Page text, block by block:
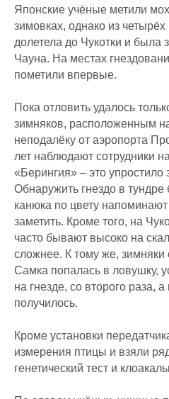
Японские учёные метили
зимовках, однако из четырёх
долетела до Чукотки и была
Чауна. На местах
пометили впервые.
Пока отловить удалось
зимняков, расположенным
неподалёку от аэропорта
лет наблюдают сотрудники
«Берингия» – это упростило
Обнаружить гнездо в
канюка по цвету
заметить. Кроме того, на
часто бывают высоко на
сложнее. К тому же, зимняки
Самка попалась в ловушку,
на гнезде, со второго раза,
получилось.
Кроме установки
измерения птицы и взяли
генетический тест и